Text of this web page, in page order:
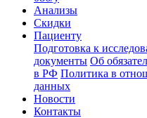
Анализы
Скидки
Пациенту
Подготовка к
документы Об
в РФ Политика в
данных
Новости
Контакты